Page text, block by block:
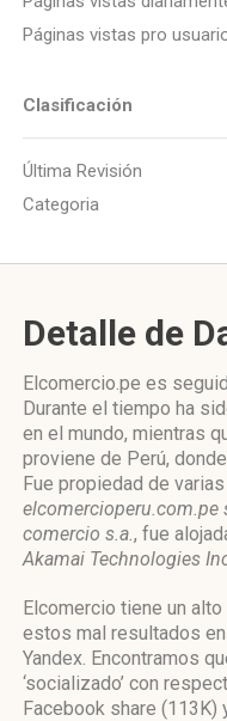
Páginas vistas pro
Clasificación
Última Revisión
Categoria
Detalle de
Elcomercio.pe es
Durante el tiempo ha
en el mundo, mientras
proviene de Perú,
Fue propiedad de
elcomercioperu.com.pe
comercio s.a., fue
Akamai Technologies
Elcomercio tiene un
estos mal resultados
Yandex. Encontramos
‘socializado’ con
Facebook share (113K)